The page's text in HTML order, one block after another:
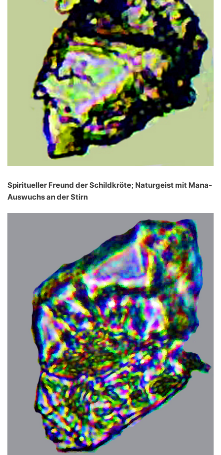
Spiritueller Freund der Schildkröte; Naturgeist mit Mana-
Auswuchs an der Stirn